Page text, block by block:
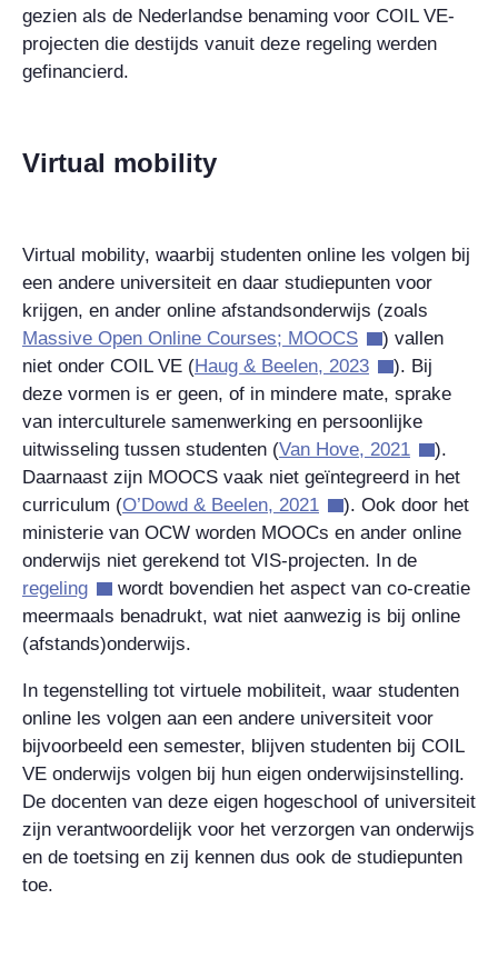
gezien als de Nederlandse benaming voor COIL VE-
projecten die destijds vanuit deze regeling werden
gefinancierd.
Virtual mobility
Virtual mobility, waarbij studenten online les volgen bij
een andere universiteit en daar studiepunten voor
krijgen, en ander online afstandsonderwijs (zoals
Massive Open Online Courses; MOOCS
) vallen
niet onder COIL VE (Haug & Beelen, 2023
). Bij
deze vormen is er geen, of in mindere mate, sprake
van interculturele samenwerking en persoonlijke
uitwisseling tussen studenten (Van Hove, 2021
).
Daarnaast zijn MOOCS vaak niet geïntegreerd in het
curriculum (O’Dowd & Beelen, 2021
). Ook door het
ministerie van OCW worden MOOCs en ander online
onderwijs niet gerekend tot VIS-projecten. In de
regeling
wordt bovendien het aspect van co-creatie
meermaals benadrukt, wat niet aanwezig is bij online
(afstands)onderwijs.
In tegenstelling tot virtuele mobiliteit, waar studenten
online les volgen aan een andere universiteit voor
bijvoorbeeld een semester, blijven studenten bij COIL
VE onderwijs volgen bij hun eigen onderwijsinstelling.
De docenten van deze eigen hogeschool of universiteit
zijn verantwoordelijk voor het verzorgen van onderwijs
en de toetsing en zij kennen dus ook de studiepunten
toe.